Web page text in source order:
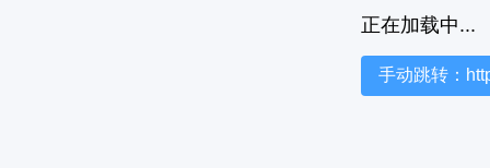
正在加载中...
手动跳转：